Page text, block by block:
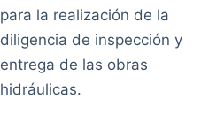
para la realización de la
diligencia de inspección y
entrega de las obras
hidráulicas.